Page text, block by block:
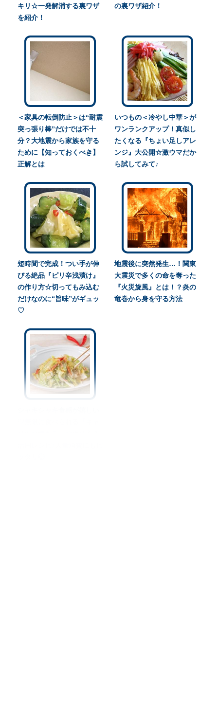
キリ☆一発解消する裏ワザ
を紹介！
の裏ワザ紹介！
＜家具の転倒防止＞は“耐震
突っ張り棒”だけでは不十
分？大地震から家族を守る
ために【知っておくべき】
正解とは
いつもの＜冷やし中華＞が
ワンランクアップ！真似し
たくなる『ちょい足しアレ
ンジ』大公開☆激ウマだか
ら試してみて♪
短時間で完成！つい手が伸
びる絶品『ピリ辛浅漬け』
の作り方☆切ってもみ込む
だけなのに“旨味”がギュッ
♡
地震後に突然発生…！関東
大震災で多くの命を奪った
『火災旋風』とは！？炎の
竜巻から身を守る方法